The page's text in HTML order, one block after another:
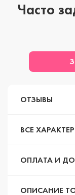
Часто
ОТЗЫВЫ
ВСЕ
ОПЛАТА И
ОПИСАНИЕ